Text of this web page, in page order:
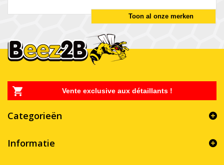
Toon al onze merken
Vente exclusive aux détaillants !
Categorieën
Informatie